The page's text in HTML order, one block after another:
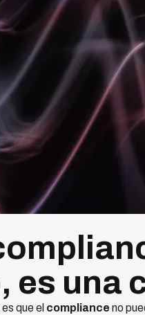
es una
que el compliance no